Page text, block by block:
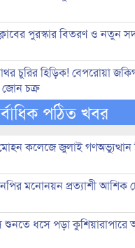
পুরস্কার বিতরণ ও নতুন
চুরির হিড়িক! বেপরোয়া
জোন চক্র
পঠিত খবর
কলেজে জুলাই
মনোনয়ন প্রত্যাশী আশিক
শুনতে ধসে পড়া